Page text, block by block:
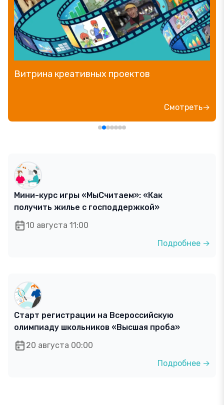
Витрина креативных проектов
Смотреть→
Мини-курс игры «МыСчитаем»: «Как
получить жилье с господдержкой»
10 августа 11:00
Подробнее →
Старт регистрации на Всероссийскую
олимпиаду школьников «Высшая проба»
20 августа 00:00
Подробнее →